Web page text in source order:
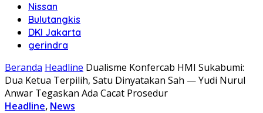
Nissan
Bulutangkis
DKI Jakarta
gerindra
Beranda Headline Dualisme Konfercab HMI Sukabumi:
Dua Ketua Terpilih, Satu Dinyatakan Sah — Yudi Nurul
Anwar Tegaskan Ada Cacat Prosedur
Headline, News